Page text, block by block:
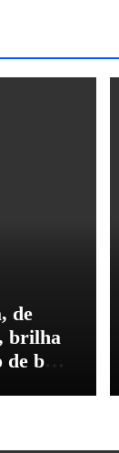
de
brilha
base